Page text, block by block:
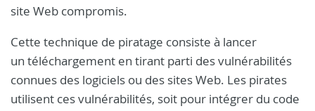
site Web compromis.
Cette technique de piratage consiste à lancer
un téléchargement en tirant parti des vulnérabilités
connues des logiciels ou des sites Web. Les pirates
utilisent ces vulnérabilités, soit pour intégrer du code